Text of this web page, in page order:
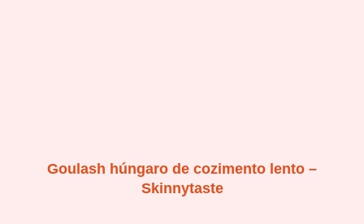
Goulash húngaro de cozimento lento –
Skinnytaste